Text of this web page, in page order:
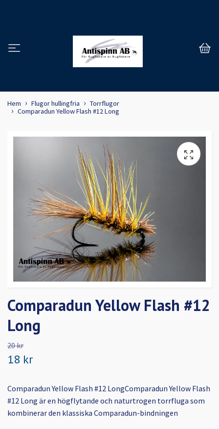
Hem Flugor hullingfria
Torrflugor
Comparadun Yellow Flash #12 Long
Comparadun Yellow Flash #12
Long
20 kr
18 kr
Comparadun Yellow Flash #12 LongComparadun Yellow Flash
#12 Long är en högflytande och naturtrogen torrfluga som
kombinerar den klassiska Comparadun-bindningen